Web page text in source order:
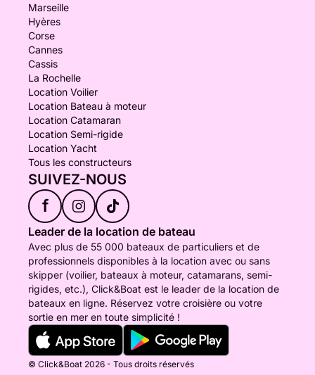
Marseille
Hyères
Corse
Cannes
Cassis
La Rochelle
Location Voilier
Location Bateau à moteur
Location Catamaran
Location Semi-rigide
Location Yacht
Tous les constructeurs
SUIVEZ-NOUS
f
Leader de la location de bateau
Avec plus de 55 000 bateaux de particuliers et de
professionnels disponibles à la location avec ou sans
skipper (voilier, bateaux à moteur, catamarans, semi-
rigides, etc.), Click&Boat est le leader de la location de
bateaux en ligne. Réservez votre croisière ou votre
sortie en mer en toute simplicité !
© Click&Boat 2026 - Tous droits réservés